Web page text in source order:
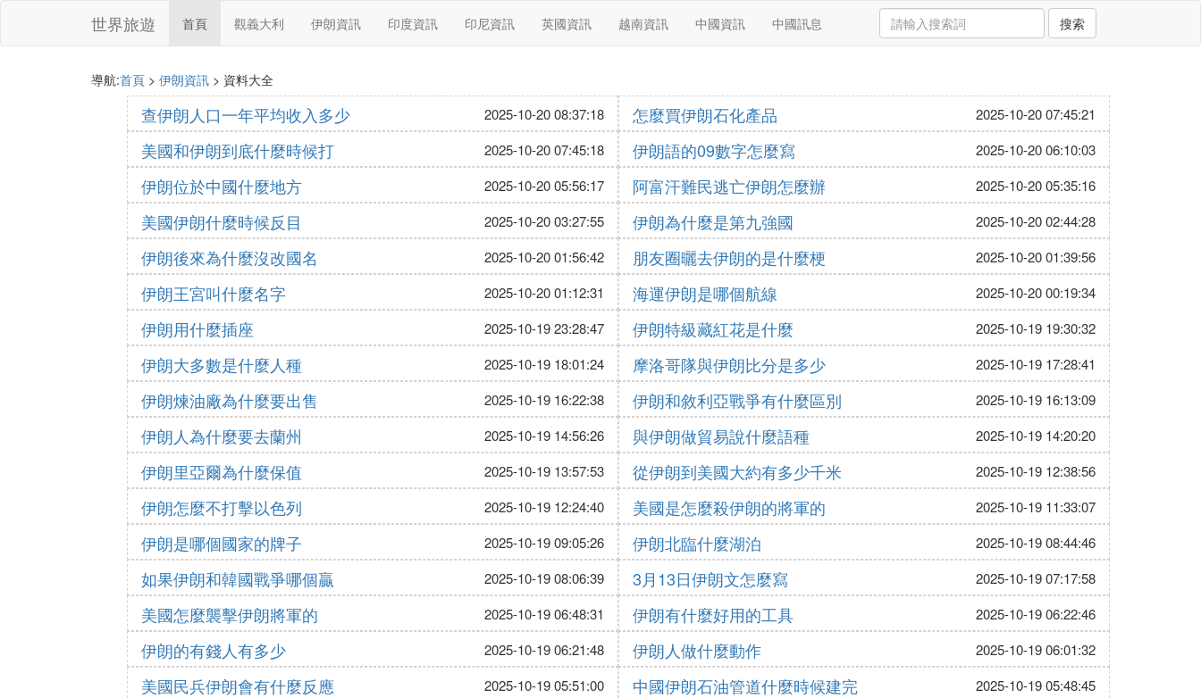
世界旅遊 首頁 觀義大利 伊朗資訊 印度資訊 印尼資訊 英國資訊 越南資訊 中國資訊 中國訊息 搜索
導航:首頁 > 伊朗資訊 > 資料大全
查伊朗人口一年平均收入多少 2025-10-20 08:37:18 怎麼買伊朗石化產品 2025-10-20 07:45:21
美國和伊朗到底什麼時候打 2025-10-20 07:45:18 伊朗語的09數字怎麼寫 2025-10-20 06:10:03
伊朗位於中國什麼地方 2025-10-20 05:56:17 阿富汗難民逃亡伊朗怎麼辦 2025-10-20 05:35:16
美國伊朗什麼時候反目 2025-10-20 03:27:55 伊朗為什麼是第九強國 2025-10-20 02:44:28
伊朗後來為什麼沒改國名 2025-10-20 01:56:42 朋友圈曬去伊朗的是什麼梗 2025-10-20 01:39:56
伊朗王宮叫什麼名字 2025-10-20 01:12:31 海運伊朗是哪個航線 2025-10-20 00:19:34
伊朗用什麼插座 2025-10-19 23:28:47 伊朗特級藏紅花是什麼 2025-10-19 19:30:32
伊朗大多數是什麼人種 2025-10-19 18:01:24 摩洛哥隊與伊朗比分是多少 2025-10-19 17:28:41
伊朗煉油廠為什麼要出售 2025-10-19 16:22:38 伊朗和敘利亞戰爭有什麼區別 2025-10-19 16:13:09
伊朗人為什麼要去蘭州 2025-10-19 14:56:26 與伊朗做貿易說什麼語種 2025-10-19 14:20:20
伊朗里亞爾為什麼保值 2025-10-19 13:57:53 從伊朗到美國大約有多少千米 2025-10-19 12:38:56
伊朗怎麼不打擊以色列 2025-10-19 12:24:40 美國是怎麼殺伊朗的將軍的 2025-10-19 11:33:07
伊朗是哪個國家的牌子 2025-10-19 09:05:26 伊朗北臨什麼湖泊 2025-10-19 08:44:46
如果伊朗和韓國戰爭哪個贏 2025-10-19 08:06:39 3月13日伊朗文怎麼寫 2025-10-19 07:17:58
美國怎麼襲擊伊朗將軍的 2025-10-19 06:48:31 伊朗有什麼好用的工具 2025-10-19 06:22:46
伊朗的有錢人有多少 2025-10-19 06:21:48 伊朗人做什麼動作 2025-10-19 06:01:32
美國民兵伊朗會有什麼反應 2025-10-19 05:51:00 中國伊朗石油管道什麼時候建完 2025-10-19 05:48:45